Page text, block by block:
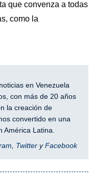
que convenza a todas
como la
en Venezuela
con más de 20 años
la creación de
convertido en una
América Latina.
, TwitteryFacebook